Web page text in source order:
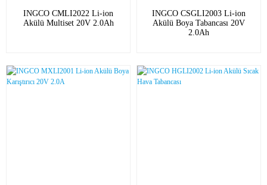
INGCO CMLI2022 Li-ion
Akülü Multiset 20V 2.0Ah
INGCO CSGLI2003 Li-ion
Akülü Boya Tabancası 20V
2.0Ah